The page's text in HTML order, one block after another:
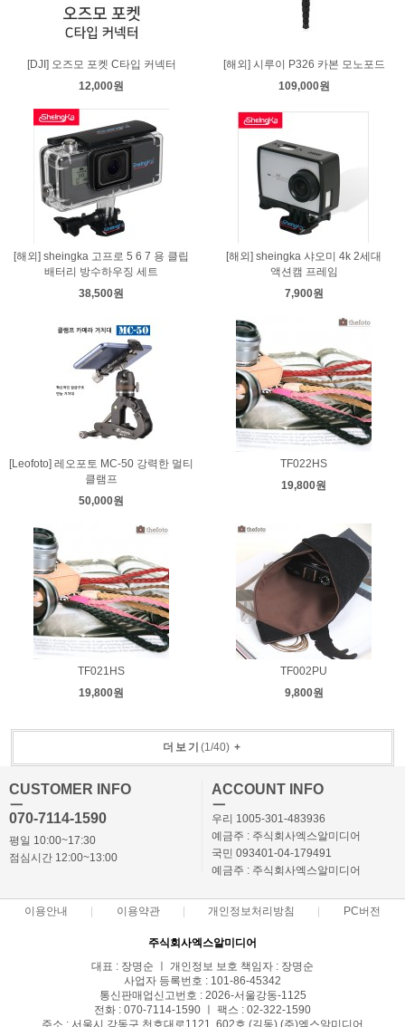
[DJI] 오즈모 포켓 C타입 커넥터
12,000원
[해외] 시루이 P326 카본 모노포드
109,000원
[해외] sheingka 고프로 5 6 7 용 클립
배터리 방수하우징 세트
38,500원
[해외] sheingka 샤오미 4k 2세대
액션캠 프레임
7,900원
[Leofoto] 레오포토 MC-50 강력한 멀티
클램프
50,000원
TF022HS
19,800원
TF021HS
19,800원
TF002PU
9,800원
더보기 (1/40) +
CUSTOMER INFO
ㅡ
070-7114-1590
평일 10:00~17:30
점심시간 12:00~13:00
ACCOUNT INFO
ㅡ
우리 1005-301-483936
예금주 : 주식회사엑스알미디어
국민 093401-04-179491
예금주 : 주식회사엑스알미디어
이용안내 이용약관 개인정보처리방침 PC버전
주식회사엑스알미디어
대표 : 장명순 ㅣ 개인정보 보호 책임자 : 장명순
사업자 등록번호 : 101-86-45342
통신판매업신고번호 : 2026-서울강동-1125
전화 : 070-7114-1590 ㅣ 팩스 : 02-322-1590
주소 : 서울시 강동구 천호대로1121, 602호 (길동) (주)엑스알미디어